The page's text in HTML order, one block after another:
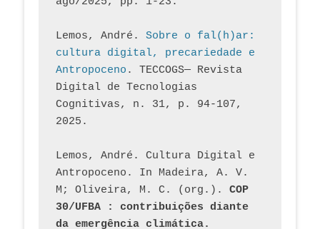
Lemos, André. Sobre o fal(h)ar:
cultura digital, precariedade e
Antropoceno . TECCOGS— Revista
Digital de Tecnologias
Cognitivas, n. 31, p. 94-107,
2025.
Lemos, André. Cultura Digital e
Antropoceno. In Madeira, A. V.
M; Oliveira, M. C. (org.). COP
30/UFBA : contribuições diante
da emergência climática.